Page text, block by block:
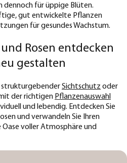
dennoch für üppige Blüten.
gut entwickelte Pflanzen
für gesundes Wachstum.
Rosen entdecken
gestalten
strukturgebenderSichtschutz oder
der richtigen Pflanzenauswahl
und lebendig. Entdecken Sie
und verwandeln Sie Ihren
voller Atmosphäre und